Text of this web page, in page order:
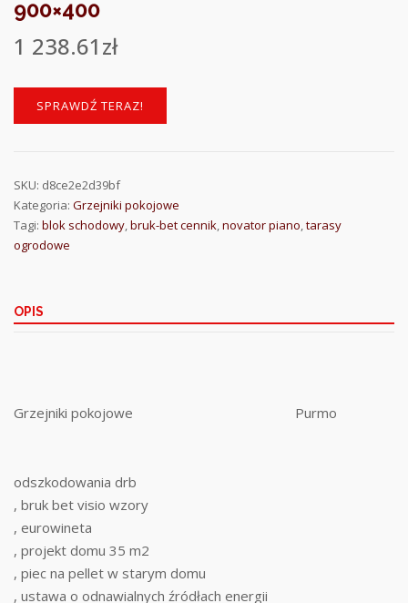
900×400
1 238.61zł
SPRAWDŹ TERAZ!
SKU: d8ce2e2d39bf
Kategoria: Grzejniki pokojowe
Tagi: blok schodowy,bruk-bet cennik,novator piano,tarasy
ogrodowe
OPIS
Grzejniki pokojowe Purmo
odszkodowania drb
, bruk bet visio wzory
, eurowineta
, projekt domu 35 m2
, piec na pellet w starym domu
, ustawa o odnawialnych źródłach energii